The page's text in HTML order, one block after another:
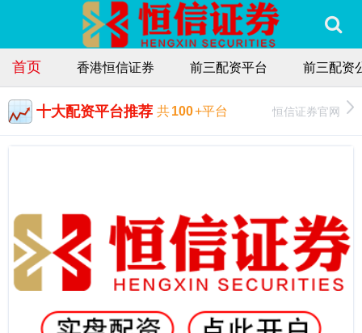
首页 香港恒信证券 前三配资平台 前三配资
十大配资平台推荐 共100+平台 恒信证券官网